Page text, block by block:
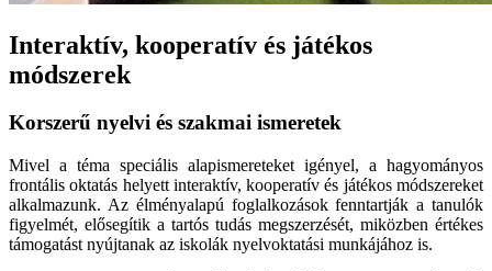
Interaktív, kooperatív és játékos
módszerek
Korszerű nyelvi és szakmai ismeretek
Mivel a téma speciális alapismereteket igényel, a hagyományos
frontális oktatás helyett interaktív, kooperatív és játékos módszereket
alkalmazunk. Az élményalapú foglalkozások fenntartják a tanulók
figyelmét, elősegítik a tartós tudás megszerzését, miközben értékes
támogatást nyújtanak az iskolák nyelvoktatási munkájához is.